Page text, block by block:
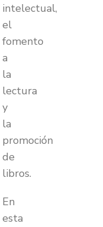
intelectual,
el
fomento
a
la
lectura
y
la
promoción
de
libros.
En
esta